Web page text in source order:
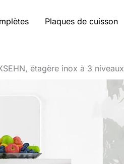
Plaques de cuisson
étagère inox à 3 niveaux